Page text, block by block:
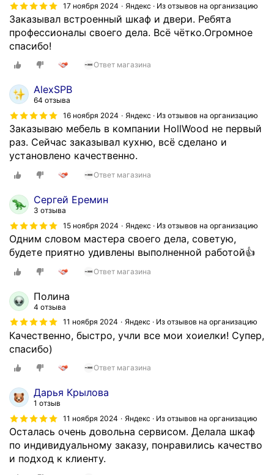
17 ноября 2024
Яндекс · Из отзывов на организацию
Заказывал встроенный шкаф и двери. Ребята
профессионалы своего дела. Всë чëтко.Огромное
спасибо!
Ответ магазина
AlexSPB
64 отзыва
16 ноября 2024
Яндекс · Из отзывов на организацию
Заказываю мебель в компании HollWood не первый
раз. Сейчас заказывал кухню, всё сделано и
установлено качественно.
Ответ магазина
Сергей Еремин
3 отзыва
15 ноября 2024
Яндекс · Из отзывов на организацию
Одним словом мастера своего дела, советую,
будете приятно удивлены выполненной работой👍
Ответ магазина
Полина
4 отзыва
11 ноября 2024
Яндекс · Из отзывов на организацию
Качественно, быстро, учли все мои хоиелки! Супер,
спасибо)
Ответ магазина
Дарья Крылова
1 отзыв
11 ноября 2024
Яндекс · Из отзывов на организацию
Осталась очень довольна сервисом. Делала шкаф
по индивидуальному заказу, понравились качество
и подход к клиенту.